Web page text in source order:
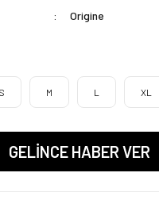
Origine
S M L XL
GELİNCE HABER VER